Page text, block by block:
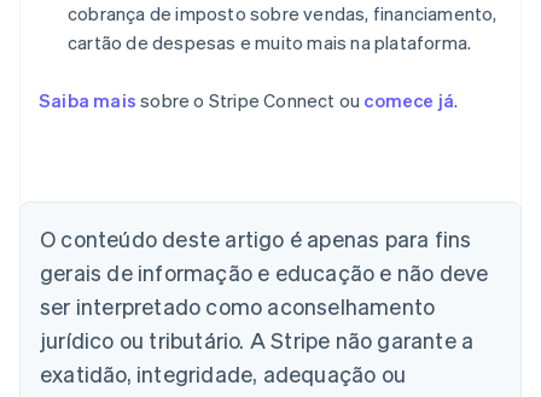
cobrança de imposto sobre vendas, financiamento,
cartão de despesas e muito mais na plataforma.
Saiba mais sobre o Stripe Connect ou comece já.
O conteúdo deste artigo é apenas para fins
gerais de informação e educação e não deve
ser interpretado como aconselhamento
jurídico ou tributário. A Stripe não garante a
exatidão, integridade, adequação ou
Austrália
Áustria
DeutschEnglish
Bélgica
English
Brasil